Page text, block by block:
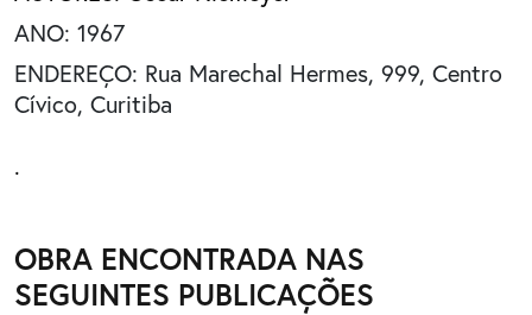
ANO: 1967
ENDEREÇO: Rua Marechal Hermes, 999, Centro
Cívico, Curitiba
.
OBRA ENCONTRADA NAS
SEGUINTES PUBLICAÇÕES